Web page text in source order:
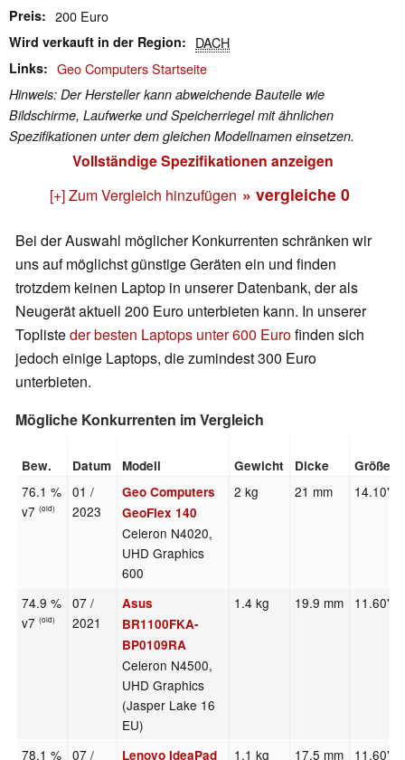
Preis 200 Euro
Wird verkauft in der Region DACH
Links Geo Computers Startseite
Hinweis: Der Hersteller kann abweichende Bauteile wie
Bildschirme, Laufwerke und Speicherriegel mit ähnlichen
Spezifikationen unter dem gleichen Modellnamen einsetzen.
Vollständige Spezifikationen anzeigen
[+] Zum Vergleich hinzufügen » vergleiche 0
Bei der Auswahl möglicher Konkurrenten schränken wir
uns auf möglichst günstige Geräten ein und finden
trotzdem keinen Laptop in unserer Datenbank, der als
Neugerät aktuell 200 Euro unterbieten kann. In unserer
Toplisteder besten Laptops unter 600 Eurofinden sich
jedoch einige Laptops, die zumindest 300 Euro
unterbieten.
Mögliche Konkurrenten im Vergleich
Bew. Datum Modell Gewicht Dicke Größe
76.1 %
v7(old)
01 /
2023
Geo Computers
GeoFlex 140
Celeron N4020,
UHD Graphics
600
2 kg 21 mm 14.10"
74.9 %
v7(old)
07 /
2021
Asus
BR1100FKA-
BP0109RA
Celeron N4500,
UHD Graphics
(Jasper Lake 16
EU)
1.4 kg 19.9 mm 11.60"
78.1 % 07 / Lenovo IdeaPad 1.1 kg 17.5 mm 11.60"